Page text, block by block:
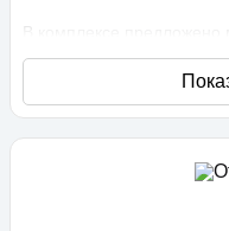
В комплексе предложено
решений: в наличии
европланировки. Они
высота потолков